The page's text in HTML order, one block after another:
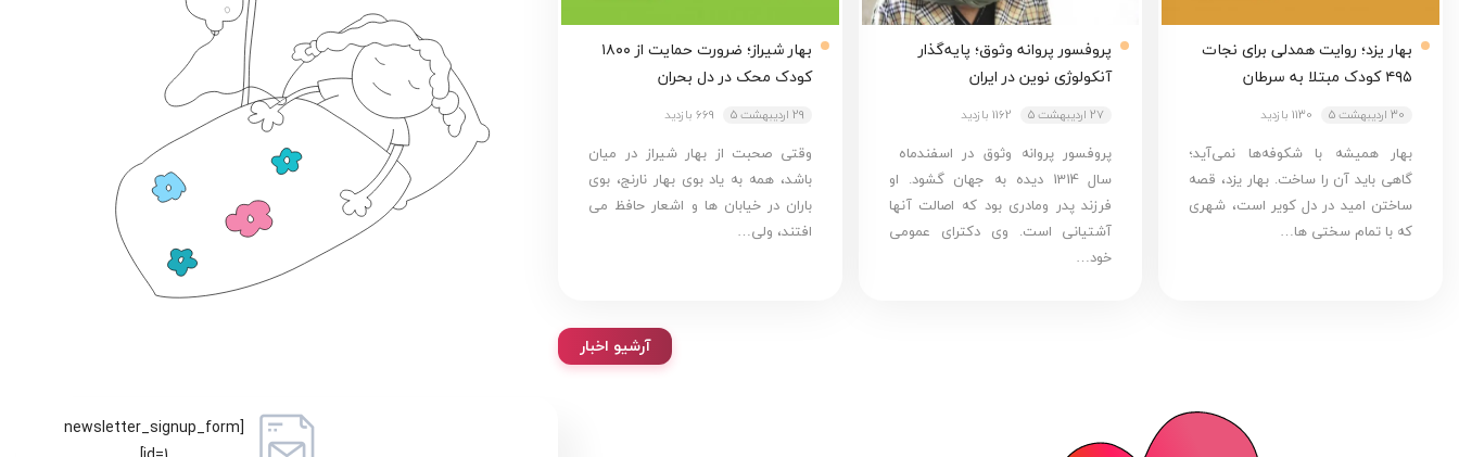
بهار یزد؛ روایت همدلی برای نجات
۴۹۵ کودک مبتلا به سرطان
30 اردیبهشت 5 1130 بازدید
بهار همیشه با شکوفه‌ها نمی‌آید؛
گاهی باید آن را ساخت. بهار یزد، قصه
ساختن امید در دل کویر است، شهری
که با تمام سختی ها…
پروفسور پروانه وثوق؛ پایه‌گذار
آنکولوژی نوین در ایران
27 اردیبهشت 5 1162 بازدید
پروفسور پروانه وثوق در اسفندماه
سال 1314 دیده به جهان گشود. او
فرزند پدر ومادری بود که اصالت آنها
آشتیانی است. وی دکترای عمومی
خود…
بهار شیراز؛ ضرورت حمایت از ۱۸۰۰
کودک محک در دل بحران
29 اردیبهشت 5 669 بازدید
وقتی صحبت از بهار شیراز در میان
باشد، همه به یاد بوی بهار نارنج، بوی
باران در خیابان ها و اشعار حافظ می
افتند، ولی…
آرشیو اخبار
[newsletter_signup_form